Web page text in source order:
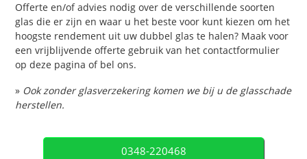
Offerte en/of advies nodig over de verschillende soorten
glas die er zijn en waar u het beste voor kunt kiezen om het
hoogste rendement uit uw dubbel glas te halen? Maak voor
een vrijblijvende offerte gebruik van het contactformulier
op deze pagina of bel ons.
» Ook zonder glasverzekering komen we bij u de glasschade
herstellen.
0348-220468